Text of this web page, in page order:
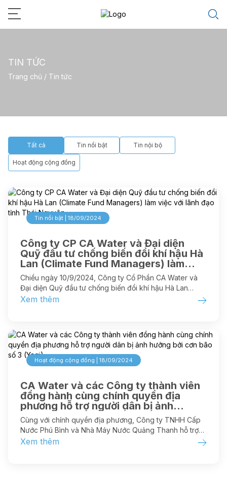
TIN TỨC
Trang chủ / Tin tức
Tất cả Tin nổi bật Tin nội bộ
Hoạt động cộng đồng
Tin nổi bật | 18/09/2024
Công ty CP CA Water và Đại diện
Quỹ đầu tư chống biến đổi khí hậu Hà
Lan (Climate Fund Managers) làm
việc với lãnh đạo tỉnh Thái Nguyên
Chiều ngày 10/9/2024, Công ty Cổ Phần CA Water và
Đại diện Quỹ đầu tư chống biến đổi khí hậu Hà Lan
(CFM) đã làm việc với lãnh đạo tỉnh Thái Nguyên, trao
Xem thêm
Hoạt động cộng đồng | 18/09/2024
CA Water và các Công ty thành viên
đồng hành cùng chính quyền địa
phương hỗ trợ người dân bị ảnh
hưởng bởi cơn bão số 3 (Yagi)
Cùng với chính quyền địa phương, Công ty TNHH Cấp
Nước Phú Bình và Nhà Máy Nước Quảng Thanh hỗ trợ
người dân bị ảnh hưởng bởi cơn bão số 3 (Yagi)
Xem thêm